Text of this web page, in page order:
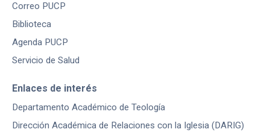
Correo PUCP
Biblioteca
Agenda PUCP
Servicio de Salud
Enlaces de interés
Departamento Académico de Teología
Dirección Académica de Relaciones con la Iglesia (DARIG)